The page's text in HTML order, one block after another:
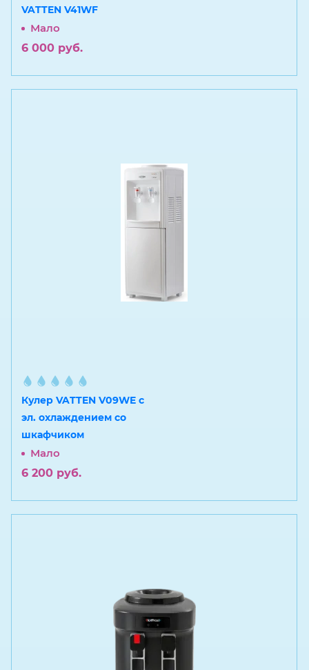
VATTEN V41WF
Мало
6 000 руб.
Кулер VATTEN V09WE с
эл. охлаждением со
шкафчиком
Мало
6 200 руб.